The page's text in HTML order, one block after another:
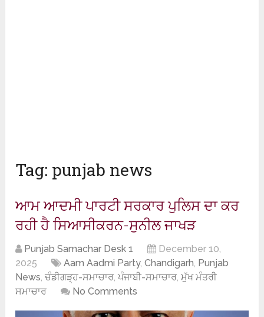
Tag: punjab news
ਆਮ ਆਦਮੀ ਪਾਰਟੀ ਸਰਕਾਰ ਪੁਲਿਸ ਦਾ ਕਰ
ਰਹੀ ਹੈ ਸਿਆਸੀਕਰਨ-ਸੁਨੀਲ ਜਾਖੜ
Punjab Samachar Desk 1
December 10,
2025
Aam Aadmi Party,Chandigarh, Punjab
News,ਚੰਡੀਗੜ੍ਹ-ਸਮਾਚਾਰ,ਪੰਜਾਬੀ-ਸਮਾਚਾਰ,ਮੁੱਖ ਮੰਤਰੀ
ਸਮਾਚਾਰ
No Comments